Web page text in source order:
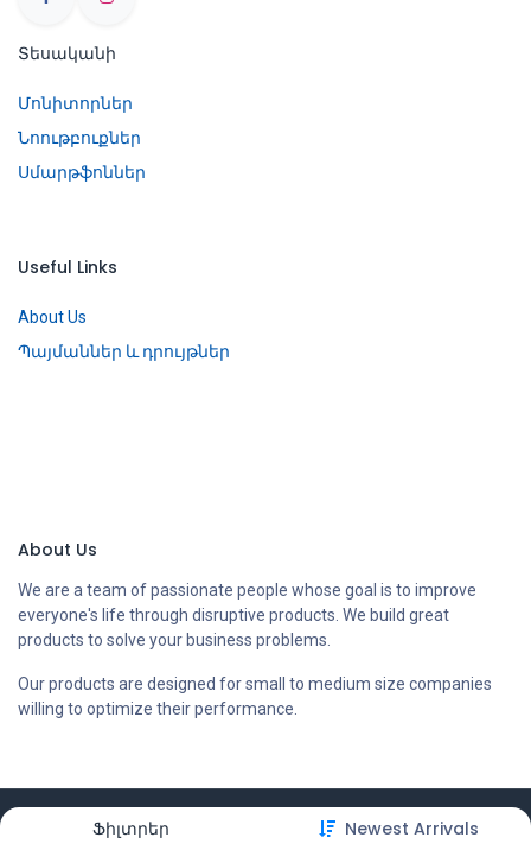
Ֆիլտրեր Newest Arrivals
Տեսականի
Մոնիտորներ
Նոութբուքներ
Սմարթֆոններ
Useful Links
About Us
Պայմաններ և դրույթներ
About Us
We are a team of passionate people whose goal is to improve
everyone's life through disruptive products. We build great
products to solve your business problems.
Our products are designed for small to medium size companies
willing to optimize their performance.
Copyright © Compstore LLC